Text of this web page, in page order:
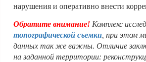
нарушения и оперативно внести
Обратите внимание!Комплекс
топографической съемки, при этом
данных так же важны. Отличие
на заданной территории: